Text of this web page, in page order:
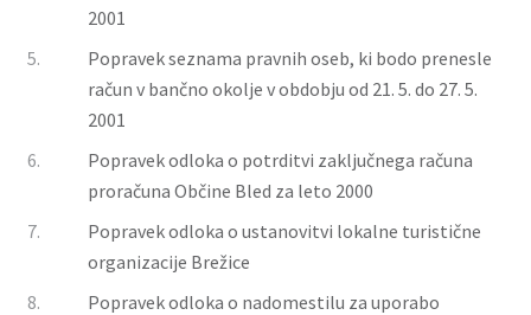
2001
5.
Popravek seznama pravnih oseb, ki bodo prenesle
račun v bančno okolje v obdobju od 21. 5. do 27. 5.
2001
6.
Popravek odloka o potrditvi zaključnega računa
proračuna Občine Bled za leto 2000
7.
Popravek odloka o ustanovitvi lokalne turistične
organizacije Brežice
8.
Popravek odloka o nadomestilu za uporabo